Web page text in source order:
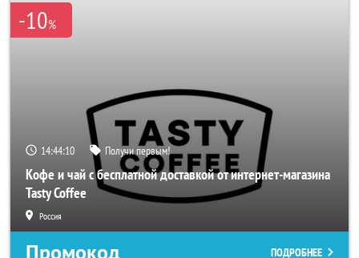
-10%
14:44:08 Получи первым!
Кофе и чай с бесплатной доставкой от интернет-магазина
Tasty Coffee
Россия
Промокод ПОДРОБНЕЕ